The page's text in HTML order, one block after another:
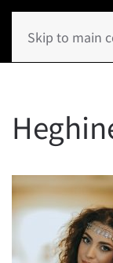
Skip to main